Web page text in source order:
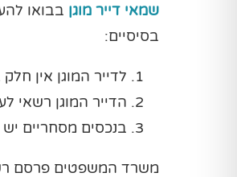
שמאי דייר מוגן בבואו
בסיסיים:
לדייר המוגן אין
הדייר המוגן רשאי
בנכסים מסחריים
משרד המשפטים פרסם